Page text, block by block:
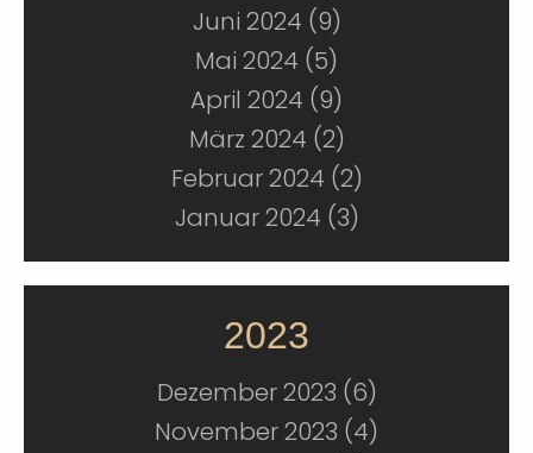
Juni 2024 (9)
Mai 2024 (5)
April 2024 (9)
März 2024 (2)
Februar 2024 (2)
Januar 2024 (3)
2023
Dezember 2023 (6)
November 2023 (4)